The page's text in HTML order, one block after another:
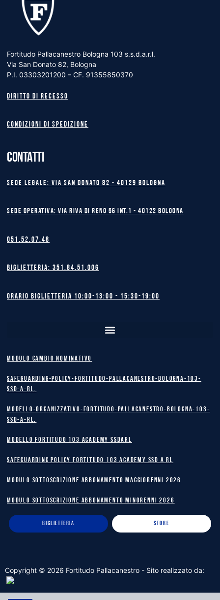
Fortitudo Pallacanestro Bologna 103 s.s.d.a.r.l.
Via San Donato 82, Bologna
P.I. 03303201200 – CF. 91355850370
Diritto di recesso
Condizioni di spedizione
CONTATTI
Sede legale: Via San Donato 82 - 40129 BOLOGNA
Sede operativa: Via Riva di Reno 56 int.1 - 40122 BOLOGNA
051.52.07.48
Biglietteria: 351.84.51.006
Orario biglietteria 10:00-13:00 - 15:30-19:00
MODULO CAMBIO NOMINATIVO
safeguarding-policy-Fortitudo-Pallacanestro-Bologna-103-
SSD-A-RL.
Modello-Organizzativo-Fortitudo-Pallacanestro-Bologna-103-
SSD-A-RL.
MODELLO FORTITUDO 103 ACADEMY SSDARL
safeguarding policy Fortitudo 103 Academy SSD A RL
MODULO SOTTOSCRIZIONE ABBONAMENTO MAGGIORENNI 2026
MODULO SOTTOSCRIZIONE ABBONAMENTO MINORENNI 2026
BIGLIETTERIA STORE
Copyright © 2026 Fortitudo Pallacanestro - Sito realizzato da: